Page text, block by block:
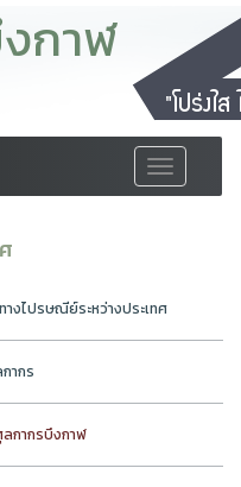
กาฬ
Toggle
navigation
างไปรษณีย์ระหว่างประเทศ
ากร
กากรบึงกาฬ